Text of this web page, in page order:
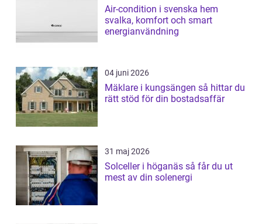
Air-condition i svenska hem
svalka, komfort och smart
energianvändning
04 juni 2026
Mäklare i kungsängen så hittar du
rätt stöd för din bostadsaffär
31 maj 2026
Solceller i höganäs så får du ut
mest av din solenergi